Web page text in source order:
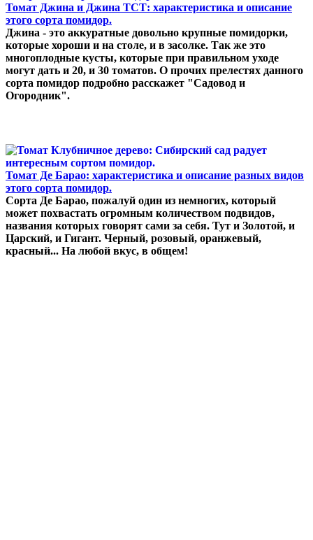
Томат Джина и Джина ТСТ: характеристика и описание
этого сорта помидор.
Джина - это аккуратные довольно крупные помидорки,
которые хороши и на столе, и в засолке. Так же это
многоплодные кусты, которые при правильном уходе
могут дать и 20, и 30 томатов. О прочих прелестях данного
сорта помидор подробно расскажет "Садовод и
Огородник".
Томат Де Барао: характеристика и описание разных видов
этого сорта помидор.
Сорта Де Барао, пожалуй один из немногих, который
может похвастать огромным количеством подвидов,
названия которых говорят сами за себя. Тут и Золотой, и
Царский, и Гигант. Черный, розовый, оранжевый,
красный... На любой вкус, в общем!